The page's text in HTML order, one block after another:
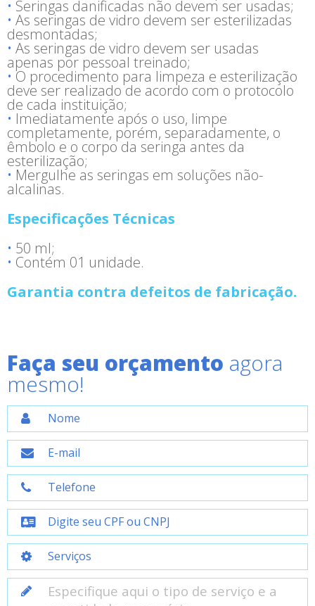
Seringas danificadas não devem ser usadas;
As seringas de vidro devem ser esterilizadas
desmontadas;
As seringas de vidro devem ser usadas
apenas por pessoal treinado;
O procedimento para limpeza e esterilização
deve ser realizado de acordo com o protocolo
de cada instituição;
Imediatamente após o uso, limpe
completamente, porém, separadamente, o
êmbolo e o corpo da seringa antes da
esterilização;
Mergulhe as seringas em soluções não-
alcalinas.
Especificações Técnicas
50 ml;
Contém 01 unidade.
Garantia contra defeitos de fabricação.
Faça seu orçamento agora
mesmo!